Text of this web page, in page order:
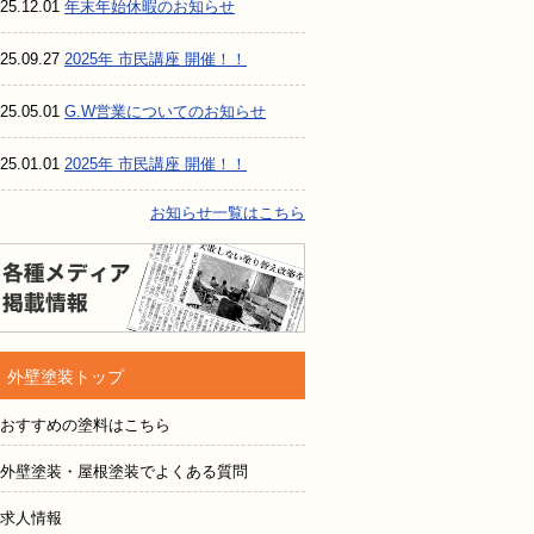
年末年始休暇のお知らせ
2025年 市民講座 開催！！
G.W営業についてのお知らせ
2025年 市民講座 開催！！
お知らせ一覧はこちら
外壁塗装トップ
おすすめの塗料はこちら
外壁塗装・屋根塗装でよくある質問
求人情報